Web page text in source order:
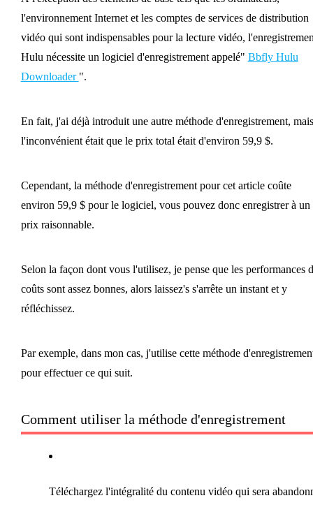
l'environnement Internet et les comptes de services de distribution
vidéo qui sont indispensables pour la lecture vidéo,
Hulu nécessite un logiciel d'enregistrement appelé" Bbfly Hulu
Downloader ".
En fait, j'ai déjà introduit une autre méthode d'enregistrement, mais
l'inconvénient était que le prix total était d'environ 59,9 $.
Cependant, la méthode d'enregistrement pour cet article coûte
environ 59,9 $ pour le logiciel, vous pouvez donc enregistrer à un
prix raisonnable.
Selon la façon dont vous l'utilisez, je pense que les performances
coûts sont assez bonnes, alors laissez's s'arrête un instant et y
réfléchissez.
Par exemple, dans mon cas, j'utilise cette méthode
pour effectuer ce qui suit.
Comment utiliser la méthode d'enregistrement
Téléchargez l'intégralité du contenu vidéo qui sera